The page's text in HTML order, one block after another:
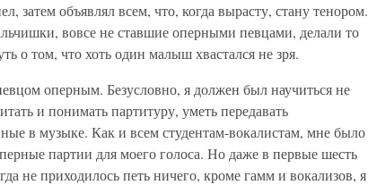
затем объявлял всем, что, когда вырасту, стану тенором.
вовсе не ставшие оперными певцами, делали то
о том, что хоть один малыш хвастался не зря.
оперным. Безусловно, я должен был научиться не
и понимать партитуру, уметь передавать
в музыке. Как и всем студентам-вокалистам, мне было
партии для моего голоса. Но даже в первые шесть
не приходилось петь ничего, кроме гамм и вокализов, я